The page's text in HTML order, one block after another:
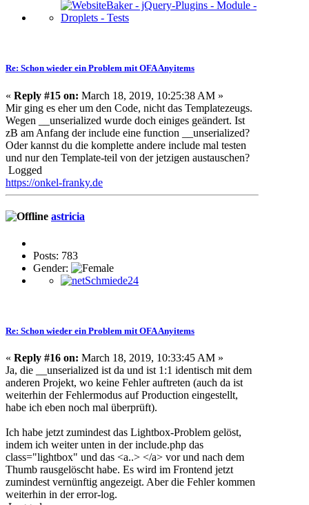
Re: Schon wieder ein Problem mit OFA Anyitems
« Reply #15 on: March 18, 2019, 10:25:38 AM »
Mir ging es eher um den Code, nicht das Templatezeugs.
Wegen __unserialized wurde doch einiges geändert. Ist
zB am Anfang der include eine function __unserialized?
Oder kannst du die komplette andere include mal testen
und nur den Template-teil von der jetzigen austauschen?
Logged
https://onkel-franky.de
astricia
Posts: 783
Gender:
Re: Schon wieder ein Problem mit OFA Anyitems
« Reply #16 on: March 18, 2019, 10:33:45 AM »
Ja, die __unserialized ist da und ist 1:1 identisch mit dem
anderen Projekt, wo keine Fehler auftreten (auch da ist
weiterhin der Fehlermodus auf Production eingestellt,
habe ich eben noch mal überprüft).
Ich habe jetzt zumindest das Lightbox-Problem gelöst,
indem ich weiter unten in der include.php das
class="lightbox" und das <a..> </a> vor und nach dem
Thumb rausgelöscht habe. Es wird im Frontend jetzt
zumindest vernünftig angezeigt. Aber die Fehler kommen
weiterhin in der error-log.